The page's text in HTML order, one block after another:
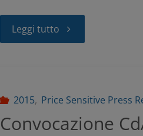
Leggi tutto
2015, Price Sensitive Press
Convocazione